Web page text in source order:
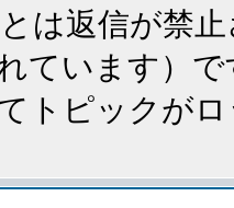
は返信が禁
ています）
トピックが